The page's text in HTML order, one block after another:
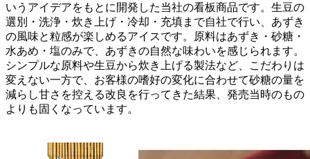
いうアイデアをもとに開発した当社の看板商品です。生豆の
選別・洗浄・炊き上げ・冷却・充填まで自社で行い、あずき
の風味と粒感が楽しめるアイスです。原料はあずき・砂糖・
水あめ・塩のみで、あずきの自然な味わいを感じられます。
シンプルな原料や生豆から炊き上げる製法など、こだわりは
変えない一方で、お客様の嗜好の変化に合わせて砂糖の量を
減らし甘さを控える改良を行ってきた結果、発売当時のもの
よりも固くなっています。